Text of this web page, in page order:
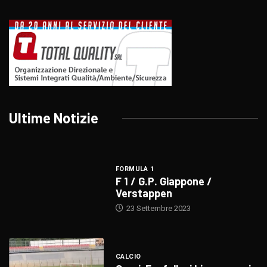
Ultime Notizie
FORMULA 1
F 1 / G.P. Giappone /
Verstappen
23 Settembre 2023
CALCIO